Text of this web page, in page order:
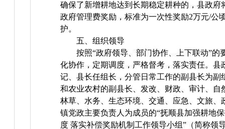
确保了新增耕地达到长期稳定耕种的，县政府
政府管理费奖励，标准为一次性奖励2万元/公
护。
五、组织领导
按照“政府领导、部门协作、上下联动”的
化协作，定期调度，严格督考，落实责任。县
记、县长任组长，分管日常工作的副县长为副
和农业农村的副县长、发改、财政、审计、自
林草、水务、生态环境、交通、应急、文旅、
镇党政主要负责人为成员的“抚顺县加强耕地
度 落实补偿奖励机制工作领导小组”（简称领